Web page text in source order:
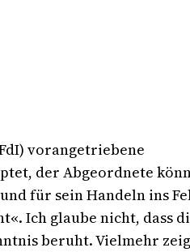
vorangetriebene
der Abgeordnete
für sein Handeln ins
Ich glaube nicht, dass
beruht. Vielmehr